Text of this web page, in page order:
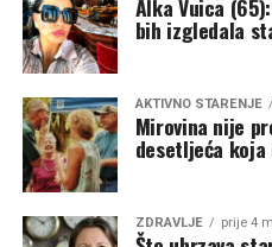
Alka Vuica
bih izgledala
AKTIVNO STARENJE
Mirovina nije
desetljeća koja
ZDRAVLJE prije 4